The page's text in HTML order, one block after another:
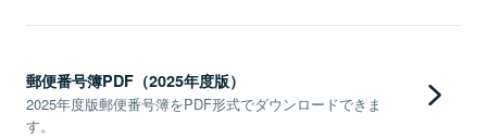
郵便番号簿PDF（2025年度版）
2025年度版郵便番号簿をPDF形式でダウンロードできま
す。